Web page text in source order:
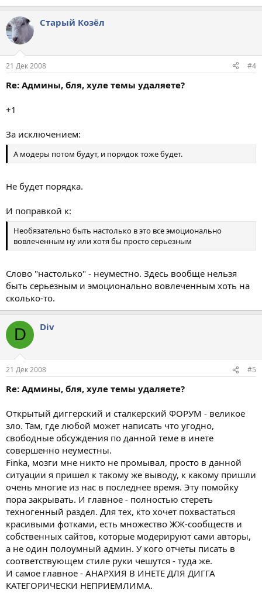
Старый Козёл
21 Дек 2008 #4
Re: Админы, бля, хуле темы удаляете?
+1
За исключением:
А модеры потом будут, и порядок тоже будет.
Не будет порядка.
И поправкой к:
Необязательно быть настолько в это все эмоционально
вовлеченным ну или хотя бы просто серьезным
Слово "настолько" - неуместно. Здесь вообще нельзя
быть серьезным и эмоционально вовлеченным хоть на
сколько-то.
D Div
21 Дек 2008 #5
Re: Админы, бля, хуле темы удаляете?
Открытый диггерский и сталкерский ФОРУМ - великое
зло. Там, где любой может написать что угодно,
свободные обсуждения по данной теме в инете
совершенно неуместны.
Finka, мозги мне никто не промывал, просто в данной
ситуации я пришел к такому же выводу, к какому пришли
очень многие из нас в последнее время. Эту помойку
пора закрывать. И главное - полностью стереть
техногенный раздел. Для тех, кто хочет похвастаться
красивыми фотками, есть множество ЖЖ-сообществ и
собственных сайтов, которые модерируют сами авторы,
а не один полоумный админ. У кого отчеты писать в
соответствующем стиле руки чешутся - туда же.
И самое главное - АНАРХИЯ В ИНЕТЕ ДЛЯ ДИГГА
КАТЕГОРИЧЕСКИ НЕПРИЕМЛИМА.